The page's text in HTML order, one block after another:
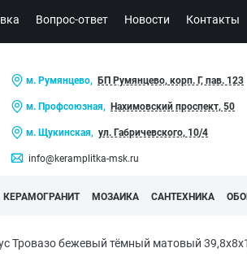
Вопрос-ответ Новости Контакты
м. Румянцево, БП Румянцево, корп. Г, пав. 123
м. Профсоюзная, Нахимовский проспект, 50
м. Щукинская, ул. Габричевского, 10/4
info@keramplitka-msk.ru
КЕРАМОГРАНИТ МОЗАИКА САНТЕХНИКА
Тровазо бежевый тёмный матовый